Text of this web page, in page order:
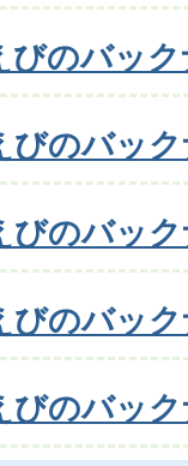
びのバッ
びのバッ
びのバッ
びのバッ
びのバッ